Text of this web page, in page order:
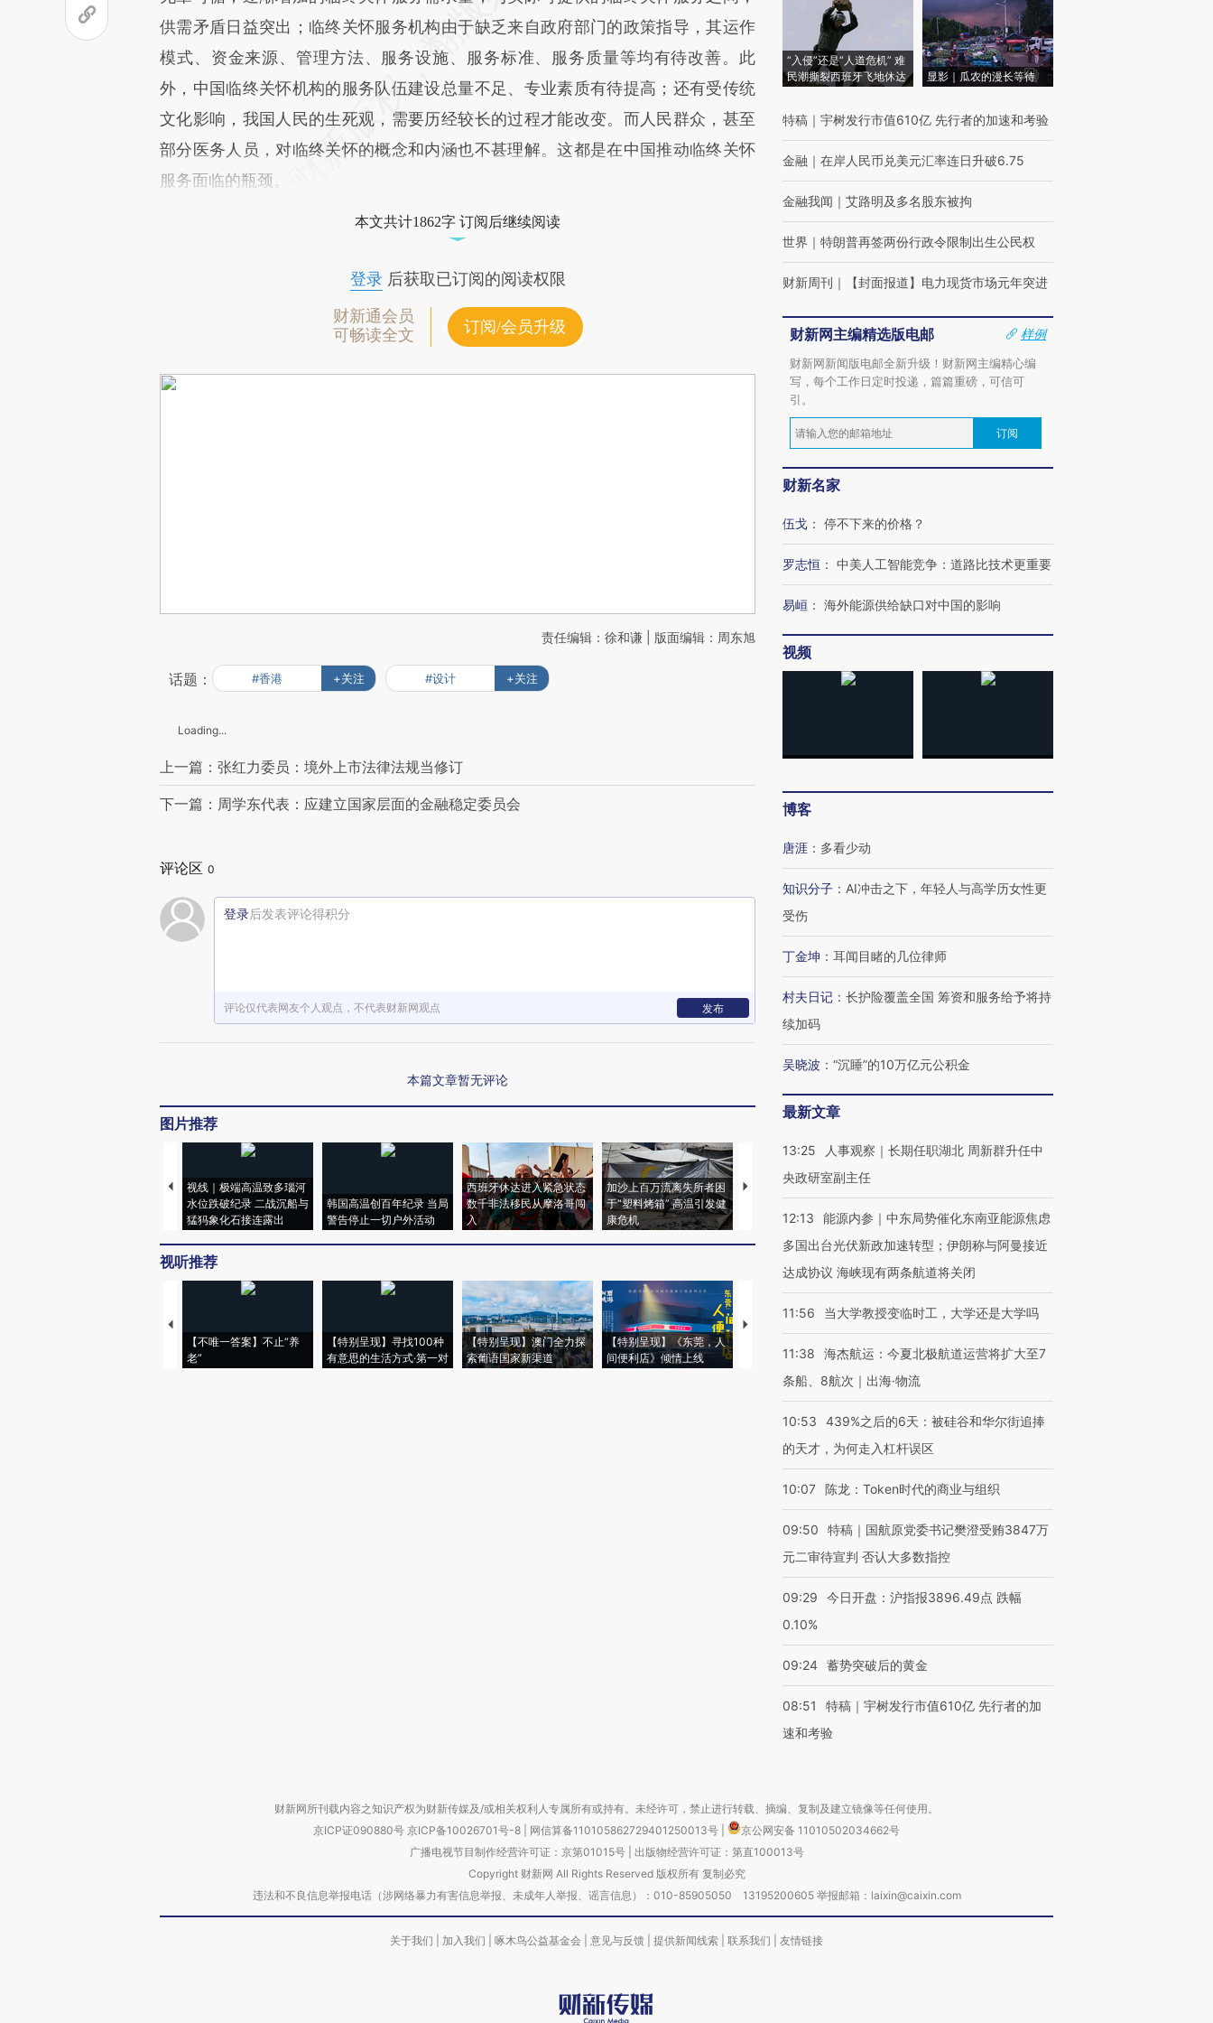
供需矛盾日益突出；临终关怀服务机构由于缺乏来自政府部门的政策指导，其运作
模式、资金来源、管理方法、服务设施、服务标准、服务质量等均有待改善。此
外，中国临终关怀机构的服务队伍建设总量不足、专业素质有待提高；还有受传统
文化影响，我国人民的生死观，需要历经较长的过程才能改变。而人民群众，甚至
部分医务人员，对临终关怀的概念和内涵也不甚理解。这都是在中国推动临终关怀
服务面临的瓶颈。
本文共计1862字 订阅后继续阅读
登录后获取已订阅的阅读权限
财新通会员
可畅读全文
订阅/会员升级
责任编辑：徐和谦 | 版面编辑：周东旭
话题： #香港 +关注 #设计 +关注
Loading...
上一篇：张红力委员：境外上市法律法规当修订
下一篇：周学东代表：应建立国家层面的金融稳定委员会
评论区 0
登录后发表评论得积分
评论仅代表网友个人观点，不代表财新网观点 发布
本篇文章暂无评论
图片推荐
视线｜极端高温致多瑙河
水位跌破纪录 二战沉船与
猛犸象化石接连露出
韩国高温创百年纪录 当局
警告停止一切户外活动
西班牙休达进入紧急状态
数千非法移民从摩洛哥闯
入
加沙上百万流离失所者困
于“塑料烤箱” 高温引发健
康危机
视线｜HYROX的吸金
心“花钱找虐”？
毒品
育部长拱下台
视听推荐
【不唯一答案】不止“养
老”
【特别呈现】寻找100种
有意思的生活方式·第一对
【特别呈现】澳门全力探
索葡语国家新渠道
【特别呈现】《东莞，人
间便利店》倾情上线
【推广】走进第四届链博
有意思的生活方式·第三对
住三大增长引擎是什么？
“入侵”还是“人道危机” 难
民潮撕裂西班牙飞地休达
显影｜瓜农的漫长等待
特稿 ｜ 宇树发行市值610亿 先行者的加速和考验
金融 ｜ 在岸人民币兑美元汇率连日升破6.75
金融我闻 ｜ 艾路明及多名股东被拘
世界 ｜ 特朗普再签两份行政令限制出生公民权
财新周刊 ｜ 【封面报道】电力现货市场元年突进
财新网主编精选版电邮
样例
财新网新闻版电邮全新升级！财新网主编精心编
写，每个工作日定时投递，篇篇重磅，可信可
引。
订阅
财新名家
伍戈 ： 停不下来的价格？
罗志恒 ： 中美人工智能竞争：道路比技术更重要
易峘 ： 海外能源供给缺口对中国的影响
视频
博客
唐涯 ： 多看少动
知识分子 ： AI冲击之下，年轻人与高学历女性更
受伤
丁金坤 ： 耳闻目睹的几位律师
村夫日记 ： 长护险覆盖全国 筹资和服务给予将持
续加码
吴晓波 ： “沉睡”的10万亿元公积金
最新文章
13:25
人事观察｜长期任职湖北 周新群升任中
央政研室副主任
12:13
能源内参｜中东局势催化东南亚能源焦虑
多国出台光伏新政加速转型；伊朗称与阿曼接近
达成协议 海峡现有两条航道将关闭
11:56 当大学教授变临时工，大学还是大学吗
11:38
海杰航运：今夏北极航道运营将扩大至7
条船、8航次｜出海·物流
10:53
439%之后的6天：被硅谷和华尔街追捧
的天才，为何走入杠杆误区
10:07 陈龙：Token时代的商业与组织
09:50
特稿｜国航原党委书记樊澄受贿3847万
元二审待宣判 否认大多数指控
09:29
今日开盘：沪指报3896.49点 跌幅
0.10%
09:24 蓄势突破后的黄金
08:51
特稿｜宇树发行市值610亿 先行者的加
速和考验
财新网所刊载内容之知识产权为财新传媒及/或相关权利人专属所有或持有。未经许可，禁止进行转载、摘编、复制及建立镜像等任何使用。
京ICP证090880号 京ICP备10026701号-8 网信算备110105862729401250013号
京公网安备 11010502034662号
广播电视节目制作经营许可证：京第01015号| 出版物经营许可证：第直100013号
Copyright 财新网 All Rights Reserved 版权所有 复制必究
违法和不良信息举报电话（涉网络暴力有害信息举报、未成年人举报、谣言信息）：010-85905050 13195200605 举报邮箱：laixin@caixin.com
关于我们 加入我们 啄木鸟公益基金会 意见与反馈 提供新闻线索 联系我们 友情链接